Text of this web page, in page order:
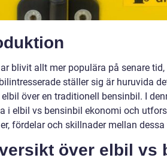
blivit allt mer populära på senare
ställer sig är huruvida
över en traditionell bensinbil. I
i elbil vs bensinbil ekonomi och
fördelar och skillnader mellan
över elbil vs